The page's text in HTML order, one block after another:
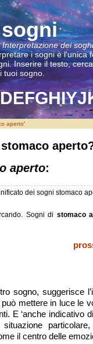
Interpretazione dei
i sogni è l'unica
Inserire il testo,
tuoi sogno.
DEFGHIYJ
aperto'
aperto:
dei sogni stomaco
Sogni di stomaco
sogno, suggerisce
mettere in luce le
E ‘anche indicativo
il centro delle